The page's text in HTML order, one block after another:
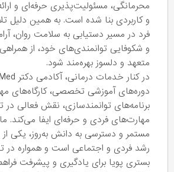
محرمانگی، مسئولیت‌پذیری حرفه‌ای و
و کاربردی بنا شده است. به همین دلیل
فرد در مسیر دستیابی به سلامت روان،
و شکوفایی توانمندی‌های خود، از
متعهد و دلسوز بهره‌مند شود.
دوره‌های آموزشی تخصصی، کارگاه‌های
برنامه‌های توانمندسازی، نقش فعالی
مهارت‌های فردی و حرفه‌ای ایفا می‌کند.
مستمر و دسترسی به دانش به‌روز، یکی از
رشد فردی و اجتماعی است و همواره در
بستری پویا برای یادگیری و پیشرفت